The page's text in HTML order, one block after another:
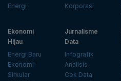
Energi
Korporasi
Ekonomi
Hijau
Energi Baru
Ekonomi
Sirkular
Jurnalisme
Data
Infografik
Analisis
Cek Data